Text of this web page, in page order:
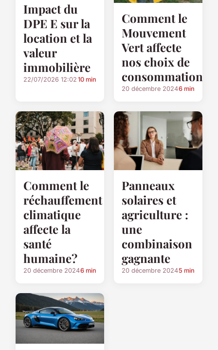
Impact du
DPE E sur la
location et la
valeur
immobilière
22/07/2026 12:02 10 min
Comment le
Mouvement
Vert affecte
nos choix de
consommation
20 décembre 20246 min
Comment le
réchauffement
climatique
affecte la
santé
humaine?
20 décembre 20246 min
Panneaux
solaires et
agriculture :
une
combinaison
gagnante
20 décembre 20245 min